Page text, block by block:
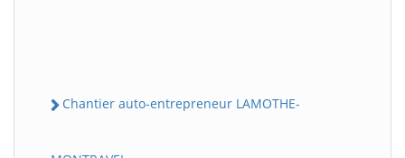
Chantier auto-entrepreneur LAMOTHE-